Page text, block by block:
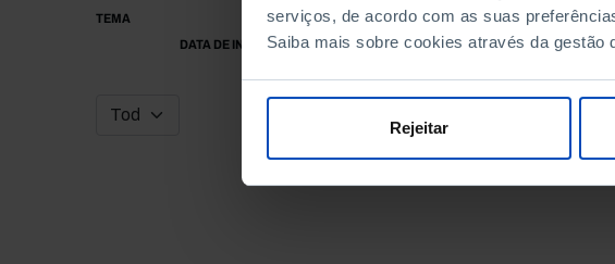
serviços, de acordo com as suas
Saiba mais sobre cookies através da gestão
Rejeitar
TEMA
DATA DE INÍCIO